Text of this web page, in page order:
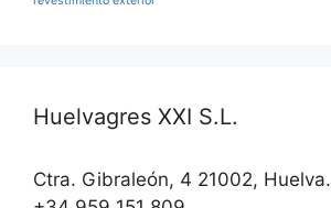
Huelvagres XXI S.L.
Ctra. Gibraleón, 4 21002, Huelva.